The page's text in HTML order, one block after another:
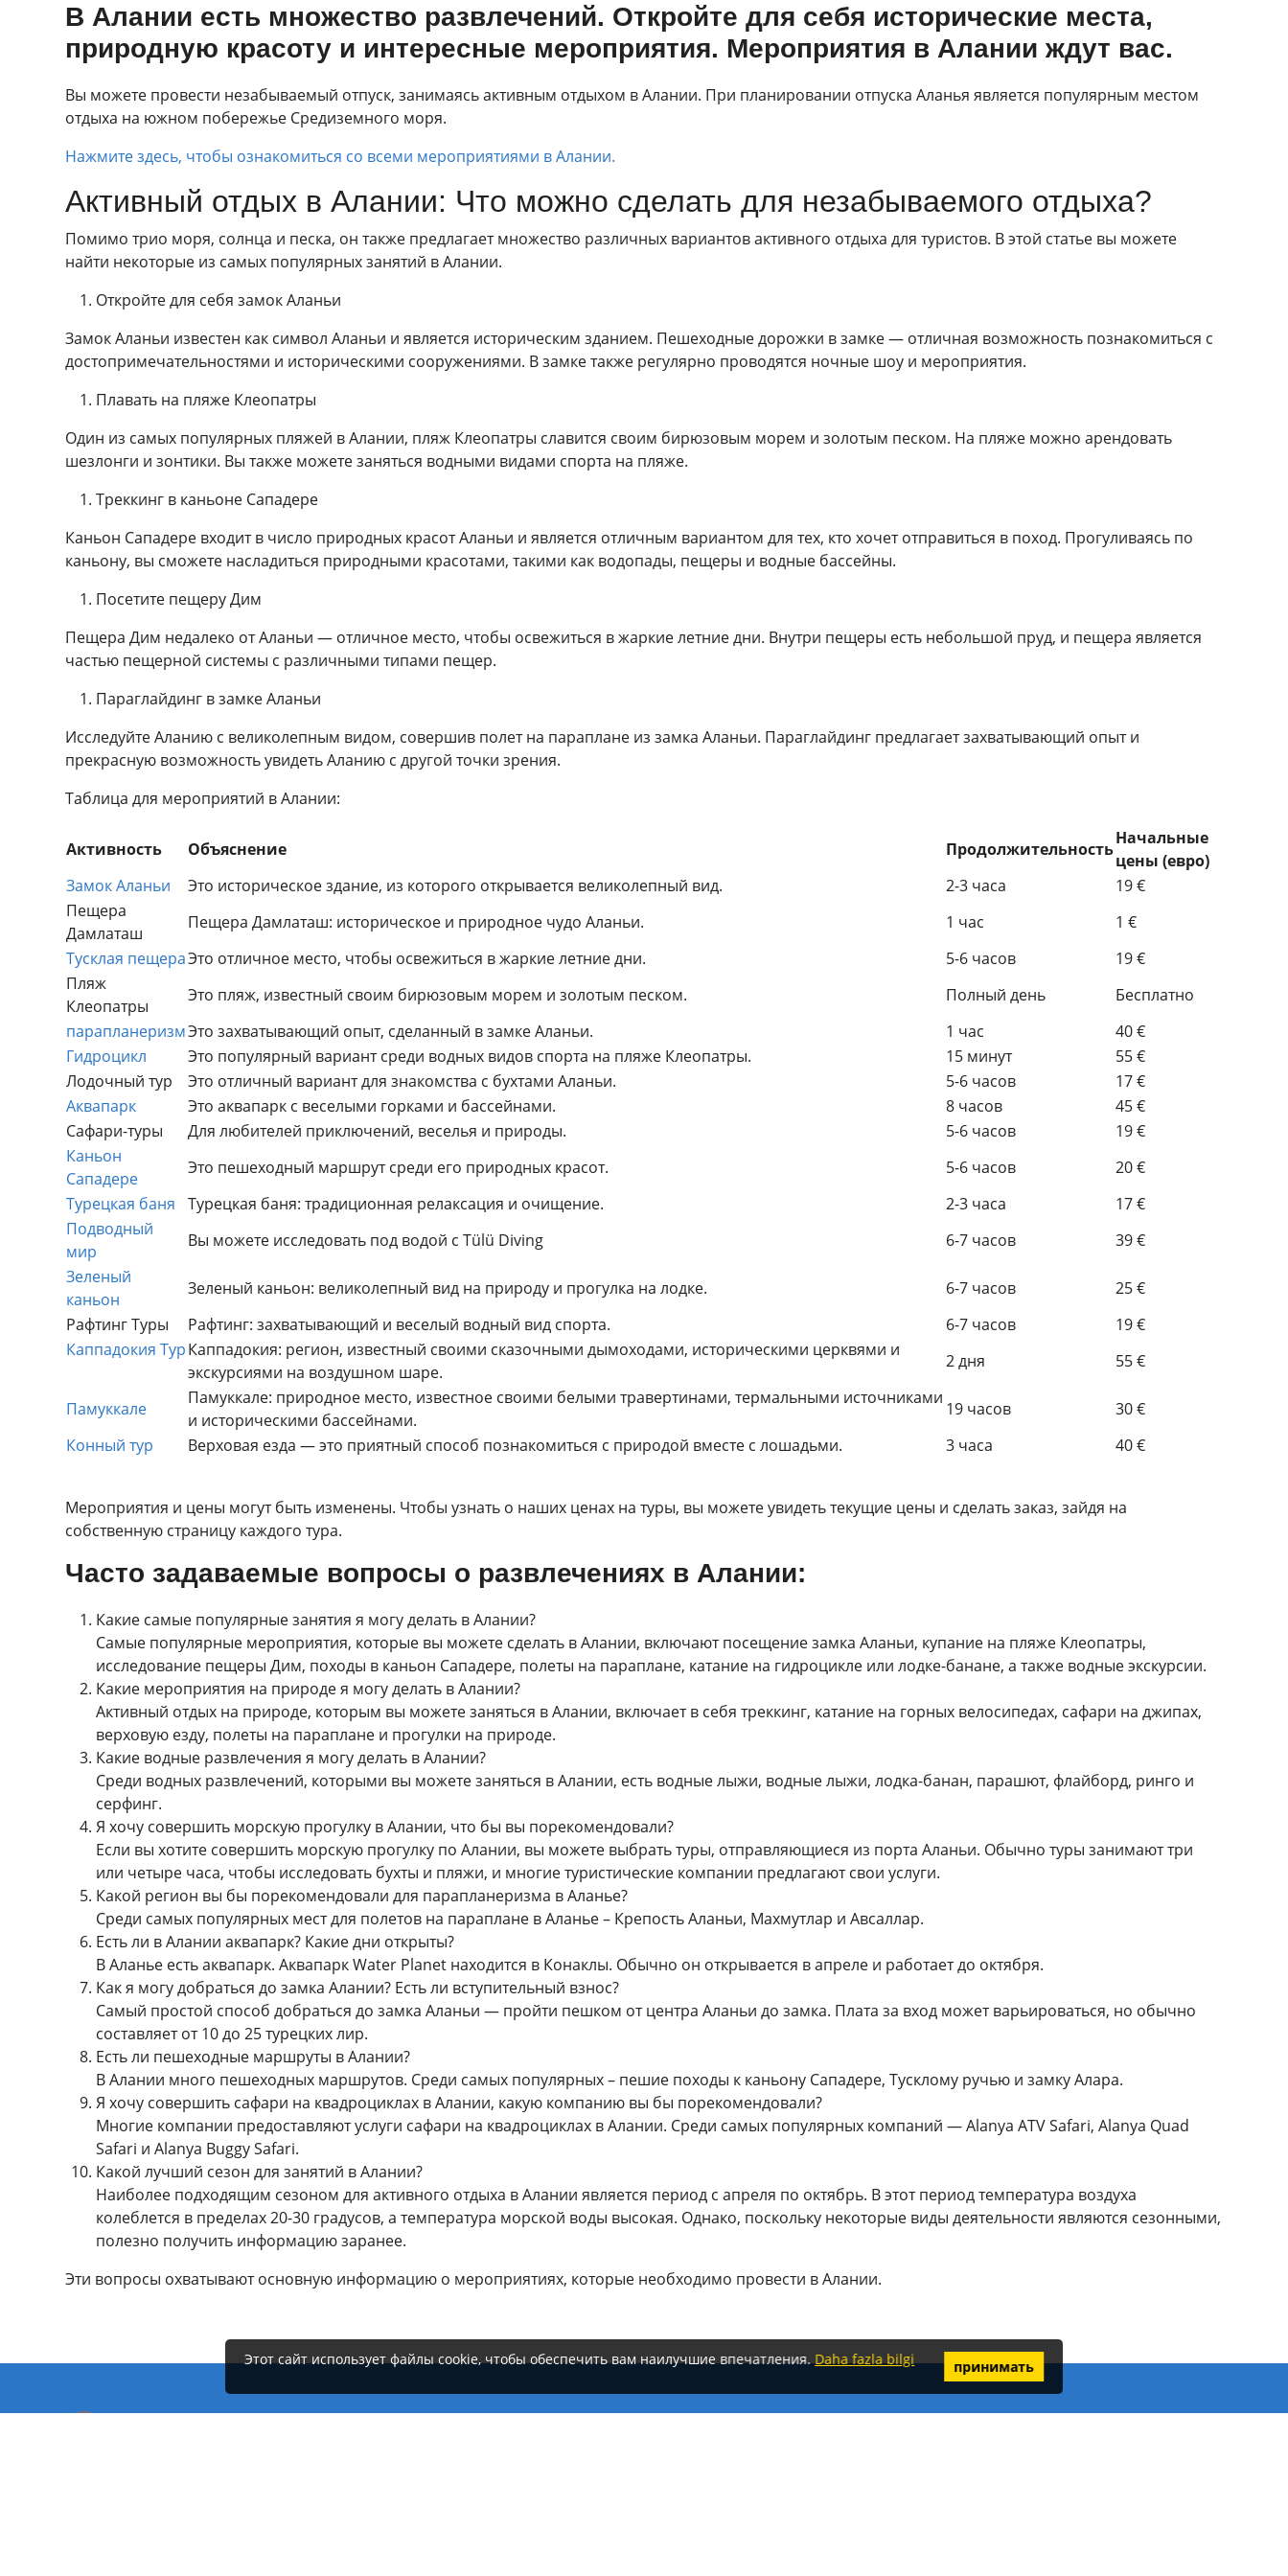
В Алании есть множество развлечений. Откройте для себя исторические места,
природную красоту и интересные мероприятия. Мероприятия в Алании ждут вас.
Вы можете провести незабываемый отпуск, занимаясь активным отдыхом в Алании. При планировании отпуска Аланья является популярным местом
отдыха на южном побережье Средиземного моря.
Нажмите здесь, чтобы ознакомиться со всеми мероприятиями в Алании.
Активный отдых в Алании: Что можно сделать для незабываемого отдыха?
Помимо трио моря, солнца и песка, он также предлагает множество различных вариантов активного отдыха для туристов. В этой статье вы можете
найти некоторые из самых популярных занятий в Алании.
Откройте для себя замок Аланьи
Замок Аланьи известен как символ Аланьи и является историческим зданием. Пешеходные дорожки в замке — отличная возможность познакомиться с
достопримечательностями и историческими сооружениями. В замке также регулярно проводятся ночные шоу и мероприятия.
Плавать на пляже Клеопатры
Один из самых популярных пляжей в Алании, пляж Клеопатры славится своим бирюзовым морем и золотым песком. На пляже можно арендовать
шезлонги и зонтики. Вы также можете заняться водными видами спорта на пляже.
Треккинг в каньоне Сападере
Каньон Сападере входит в число природных красот Аланьи и является отличным вариантом для тех, кто хочет отправиться в поход. Прогуливаясь по
каньону, вы сможете насладиться природными красотами, такими как водопады, пещеры и водные бассейны.
Посетите пещеру Дим
Пещера Дим недалеко от Аланьи — отличное место, чтобы освежиться в жаркие летние дни. Внутри пещеры есть небольшой пруд, и пещера является
частью пещерной системы с различными типами пещер.
Параглайдинг в замке Аланьи
Исследуйте Аланию с великолепным видом, совершив полет на параплане из замка Аланьи. Параглайдинг предлагает захватывающий опыт и
прекрасную возможность увидеть Аланию с другой точки зрения.
Таблица для мероприятий в Алании:
Активность Объяснение Продолжительность
Начальные
цены (евро)
Замок Аланьи
Это историческое здание, из которого открывается великолепный вид. 2-3 часа
19 €
Пещера
Дамлаташ
Пещера Дамлаташ: историческое и природное чудо Аланьи. 1 час
1 €
Тусклая пещераЭто отличное место, чтобы освежиться в жаркие летние дни. 5-6 часов
19 €
Пляж
Клеопатры
Это пляж, известный своим бирюзовым морем и золотым песком. Полный день
Бесплатно
парапланеризмЭто захватывающий опыт, сделанный в замке Аланьи. 1 час
40 €
Гидроцикл
Это популярный вариант среди водных видов спорта на пляже Клеопатры. 15 минут
55 €
Лодочный тур
Это отличный вариант для знакомства с бухтами Аланьи. 5-6 часов
17 €
Аквапарк
Это аквапарк с веселыми горками и бассейнами. 8 часов
45 €
Сафари-туры
Для любителей приключений, веселья и природы. 5-6 часов
19 €
Каньон
Сападере
Это пешеходный маршрут среди его природных красот. 5-6 часов
20 €
Турецкая баня
Турецкая баня: традиционная релаксация и очищение. 2-3 часа
17 €
Подводный
мир
Вы можете исследовать под водой с Tülü Diving 6-7 часов
39 €
Зеленый
каньон
Зеленый каньон: великолепный вид на природу и прогулка на лодке. 6-7 часов
25 €
Рафтинг Туры
Рафтинг: захватывающий и веселый водный вид спорта. 6-7 часов
19 €
Каппадокия ТурКаппадокия: регион, известный своими сказочными дымоходами, историческими церквями и
экскурсиями на воздушном шаре.
2 дня 55 €
Памуккале
Памуккале: природное место, известное своими белыми травертинами, термальными источниками
и историческими бассейнами.
19 часов
30 €
Конный тур
Верховая езда — это приятный способ познакомиться с природой вместе с лошадьми. 3 часа 40 €
Мероприятия и цены могут быть изменены. Чтобы узнать о наших ценах на туры, вы можете увидеть текущие цены и сделать заказ, зайдя на
собственную страницу каждого тура.
Часто задаваемые вопросы о развлечениях в Алании:
Какие самые популярные занятия я могу делать в Алании?
Самые популярные мероприятия, которые вы можете сделать в Алании, включают посещение замка Аланьи, купание на пляже Клеопатры,
исследование пещеры Дим, походы в каньон Сападере, полеты на параплане, катание на гидроцикле или лодке-банане, а также водные экскурсии.
Какие мероприятия на природе я могу делать в Алании?
Активный отдых на природе, которым вы можете заняться в Алании, включает в себя треккинг, катание на горных велосипедах, сафари на джипах,
верховую езду, полеты на параплане и прогулки на природе.
Какие водные развлечения я могу делать в Алании?
Среди водных развлечений, которыми вы можете заняться в Алании, есть водные лыжи, водные лыжи, лодка-банан, парашют, флайборд, ринго и
серфинг.
Я хочу совершить морскую прогулку в Алании, что бы вы порекомендовали?
Если вы хотите совершить морскую прогулку по Алании, вы можете выбрать туры, отправляющиеся из порта Аланьи. Обычно туры занимают три
или четыре часа, чтобы исследовать бухты и пляжи, и многие туристические компании предлагают свои услуги.
Какой регион вы бы порекомендовали для парапланеризма в Аланье?
Среди самых популярных мест для полетов на параплане в Аланье – Крепость Аланьи, Махмутлар и Авсаллар.
Есть ли в Алании аквапарк? Какие дни открыты?
В Аланье есть аквапарк. Аквапарк Water Planet находится в Конаклы. Обычно он открывается в апреле и работает до октября.
Как я могу добраться до замка Алании? Есть ли вступительный взнос?
Самый простой способ добраться до замка Аланьи — пройти пешком от центра Аланьи до замка. Плата за вход может варьироваться, но обычно
составляет от 10 до 25 турецких лир.
Есть ли пешеходные маршруты в Алании?
В Алании много пешеходных маршрутов. Среди самых популярных – пешие походы к каньону Сападере, Тусклому ручью и замку Алара.
Я хочу совершить сафари на квадроциклах в Алании, какую компанию вы бы порекомендовали?
Многие компании предоставляют услуги сафари на квадроциклах в Алании. Среди самых популярных компаний — Alanya ATV Safari, Alanya Quad
Safari и Alanya Buggy Safari.
Какой лучший сезон для занятий в Алании?
Наиболее подходящим сезоном для активного отдыха в Алании является период с апреля по октябрь. В этот период температура воздуха
колеблется в пределах 20-30 градусов, а температура морской воды высокая. Однако, поскольку некоторые виды деятельности являются сезонными,
полезно получить информацию заранее.
Эти вопросы охватывают основную информацию о мероприятиях, которые необходимо провести в Алании.
Этот сайт использует файлы cookie, чтобы обеспечить вам наилучшие впечатления.Daha fazla bilgi принимать